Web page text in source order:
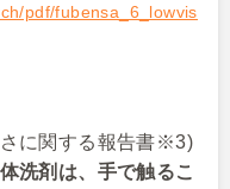
pdf/fubensa_6_lowvis
に関する報告書※3)
体洗剤は、手で触るこ